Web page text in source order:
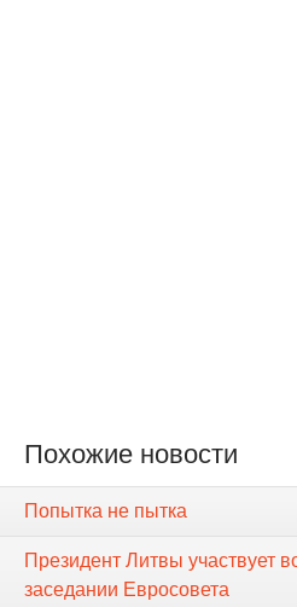
Похожие новости
Попытка не пытка
Президент Литвы участвует
заседании Евросовета